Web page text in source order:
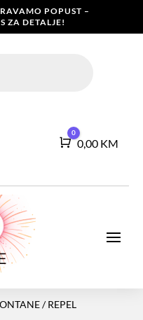
POPUST –
ZA DETALJE!
Košarica
0
0,00 KM
/ REPEL